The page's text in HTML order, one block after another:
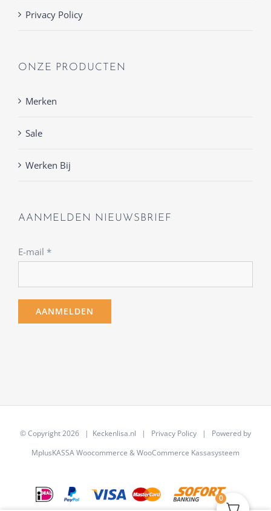
Privacy Policy
ONZE PRODUCTEN
Merken
Sale
Werken Bij
AANMELDEN NIEUWSBRIEF
E-mail *
© Copyright2026 | Keckenlisa.nl | Privacy Policy | Powered by
MplusKASSA Woocommerce &WooCommerce Kassasysteem
0